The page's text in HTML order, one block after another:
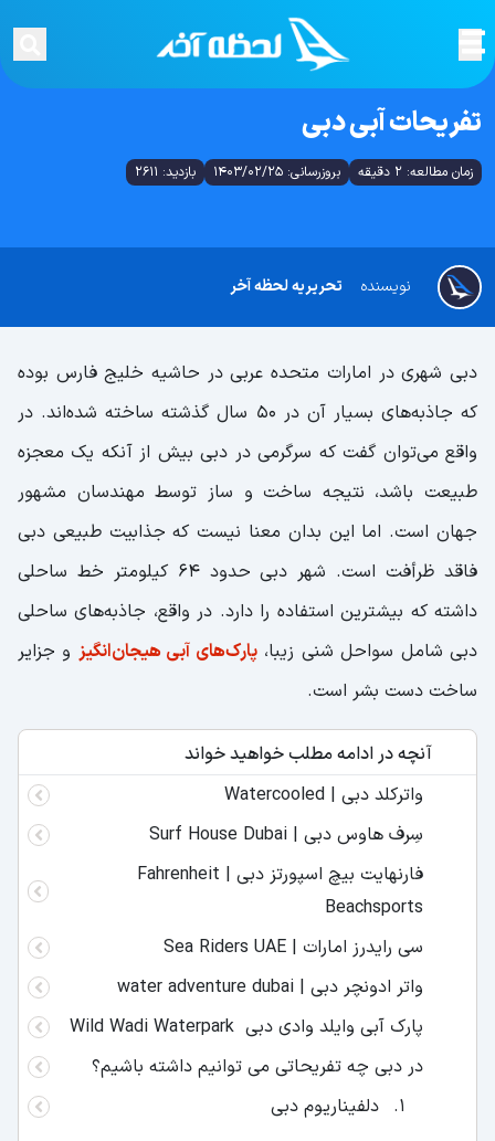
تفریحات آبی دبی
زمان مطالعه: 2 دقیقه بروزرسانی: 1403/02/25 بازدید: 2611
تحریریه لحظه آخر نویسنده
دبی شهری در امارات متحده عربی در حاشیه خلیج فارس بوده
که جاذبه‌های بسیار آن در ۵۰ سال گذشته ساخته شده‌اند. در
واقع می‌توان گفت که سرگرمی در دبی بیش از آنکه یک معجزه
طبیعت باشد، نتیجه ساخت و ساز توسط مهندسان مشهور
جهان است. اما این بدان معنا نیست که جذابیت طبیعی دبی
فاقد ظرأفت است. شهر دبی حدود ۶۴ کیلومتر خط ساحلی
داشته که بیشترین استفاده را دارد. در واقع، جاذبه‌های ساحلی
دبی شامل سواحل شنی زیبا،پارک‌های آبی هیجان‌انگیز و جزایر
ساخت دست بشر است.
آنچه در ادامه مطلب خواهید خواند
واترکلد دبی | Watercooled
سِرف هاوس دبی | Surf House Dubai
فارنهایت بیچ اسپورتز دبی | Fahrenheit
Beachsports
سی رایدرز امارات | Sea Riders UAE
واتر ادونچر دبی | water adventure dubai
پارک آبی وایلد وادی دبی Wild Wadi Waterpark
در دبی چه تفریحاتی می توانیم داشته باشیم؟
دلفیناریوم دبی